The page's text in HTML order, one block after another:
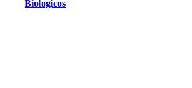
Biologicos